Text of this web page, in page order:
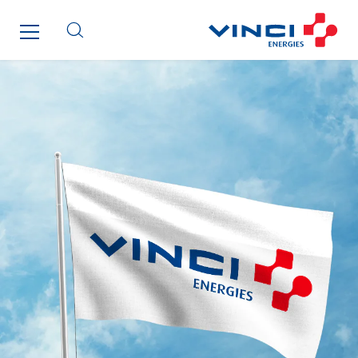
Lucitea Atlantique
Maksmacht
Merelec
Mobility Way
Monnier Entreprises
NAE-France
North West Projects
Omexom Technikforum
Omnidec
Paumier Industrie